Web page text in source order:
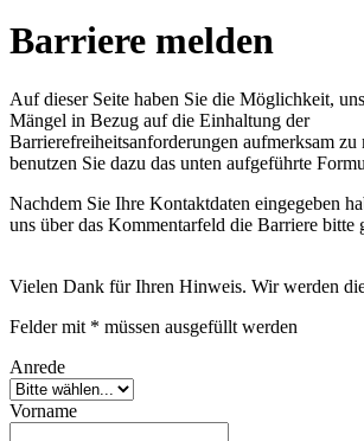
Barriere melden
Auf dieser Seite haben Sie die Möglichkeit,
Mängel in Bezug auf die Einhaltung der
Barrierefreiheitsanforderungen aufmerksam zu
benutzen Sie dazu das unten aufgeführte
Nachdem Sie Ihre Kontaktdaten eingegeben
uns über das Kommentarfeld die Barriere bitte
Vielen Dank für Ihren Hinweis. Wir werden
Felder mit * müssen ausgefüllt werden
Anrede
Vorname